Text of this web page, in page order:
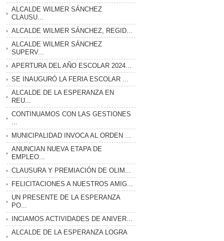
ALCALDE WILMER SÁNCHEZ
CLAUSU...
ALCALDE WILMER SÁNCHEZ, REGID...
ALCALDE WILMER SÁNCHEZ
SUPERV...
APERTURA DEL AÑO ESCOLAR 2024...
SE INAUGURÓ LA FERIA ESCOLAR ...
ALCALDE DE LA ESPERANZA EN
REU...
CONTINUAMOS CON LAS GESTIONES
MUNICIPALIDAD INVOCA AL ORDEN ...
ANUNCIAN NUEVA ETAPA DE
EMPLEO...
CLAUSURA Y PREMIACIÓN DE OLIM...
FELICITACIONES A NUESTROS AMIG...
UN PRESENTE DE LA ESPERANZA
PO...
INCIAMOS ACTIVIDADES DE ANIVER...
ALCALDE DE LA ESPERANZA LOGRA